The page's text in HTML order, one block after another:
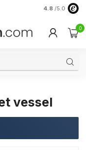
4.8 /5.0
0
vessel